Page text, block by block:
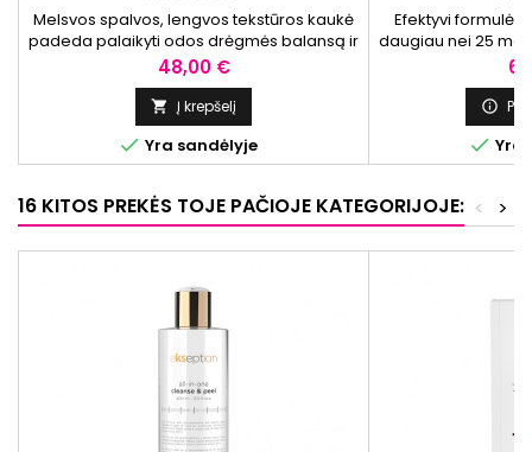
Melsvos spalvos, lengvos tekstūros kaukė
padeda palaikyti odos drėgmės balansą ir
puoselėti jautrią akių srities odą per naktį.
Kaina
48,00 €
 Į krepšelį
 Yra sandėlyje
Efektyvi formulė,
daugiau nei 25
ratilų ir maišelių
mažinti.
būklę ir

 Yra
16 KITOS PREKĖS TOJE PAČIOJE KATEGORIJOJE: >
<